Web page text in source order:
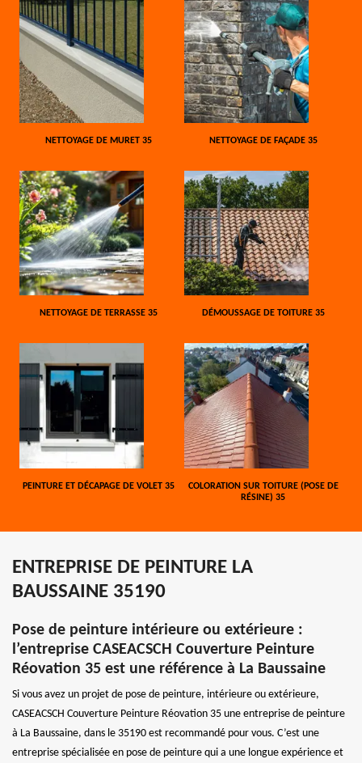
NETTOYAGE DE MURET 35 NETTOYAGE DE FAÇADE 35
NETTOYAGE DE TERRASSE 35 DÉMOUSSAGE DE TOITURE 35
PEINTURE ET DÉCAPAGE DE VOLET 35
COLORATION SUR TOITURE (POSE DE
RÉSINE) 35
ENTREPRISE DE PEINTURE LA
BAUSSAINE 35190
Pose de peinture intérieure ou extérieure :
l’entreprise CASEACSCH Couverture Peinture
Réovation 35 est une référence à La Baussaine
Si vous avez un projet de pose de peinture, intérieure ou extérieure,
CASEACSCH Couverture Peinture Réovation 35 une entreprise de peinture
à La Baussaine, dans le 35190 est recommandé pour vous. C’est une
entreprise spécialisée en pose de peinture qui a une longue expérience et